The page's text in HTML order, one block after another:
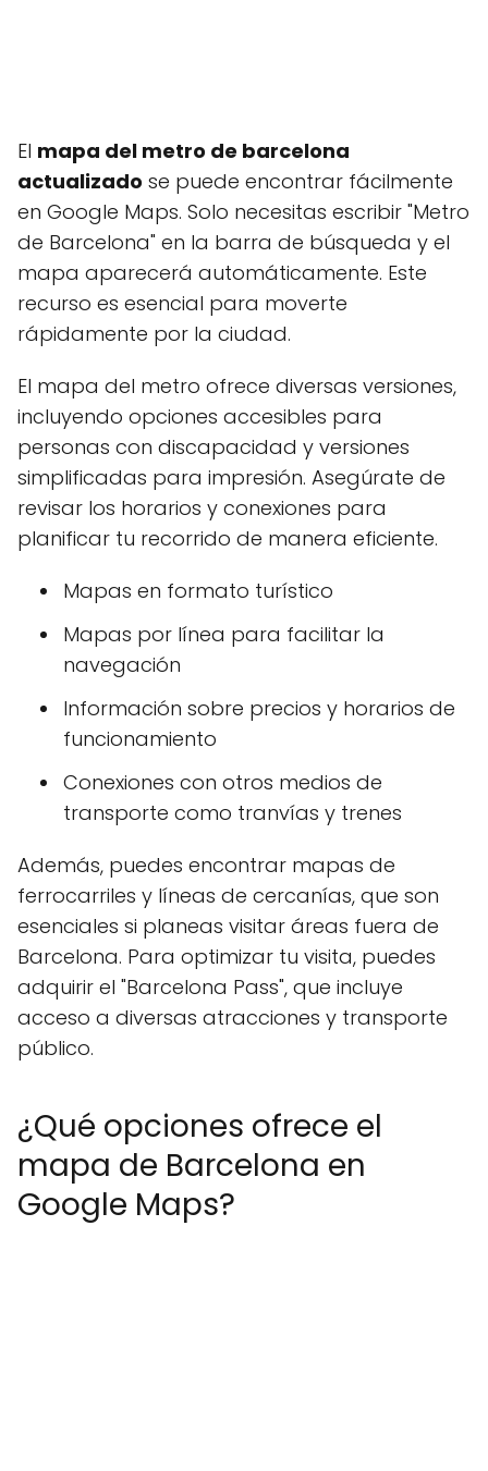
El mapa del metro de barcelona
actualizado se puede encontrar fácilmente
en Google Maps. Solo necesitas escribir "Metro
de Barcelona" en la barra de búsqueda y el
mapa aparecerá automáticamente. Este
recurso es esencial para moverte
rápidamente por la ciudad.
El mapa del metro ofrece diversas versiones,
incluyendo opciones accesibles para
personas con discapacidad y versiones
simplificadas para impresión. Asegúrate de
revisar los horarios y conexiones para
planificar tu recorrido de manera eficiente.
Mapas en formato turístico
Mapas por línea para facilitar la
navegación
Información sobre precios y horarios de
funcionamiento
Conexiones con otros medios de
transporte como tranvías y trenes
Además, puedes encontrar mapas de
ferrocarriles y líneas de cercanías, que son
esenciales si planeas visitar áreas fuera de
Barcelona. Para optimizar tu visita, puedes
adquirir el "Barcelona Pass", que incluye
acceso a diversas atracciones y transporte
público.
¿Qué opciones ofrece el
mapa de Barcelona en
Google Maps?